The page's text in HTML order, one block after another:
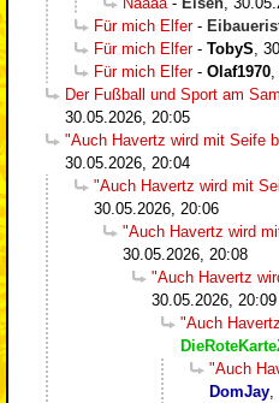
Für mich Elfer-
Für mich Elfer- TobyS
Für mich Elfer- Olaf1970
Der Fußball und Sport am
30.05.2026, 20:05
"Auch Havertz wird mit Seife
30.05.2026, 20:04
"Auch Havertz wird mit
30.05.2026, 20:06
"Auch Havertz wird
30.05.2026, 20:08
"Auch Havertz
30.05.2026, 20:09
"Auch
"Auch
DomJay